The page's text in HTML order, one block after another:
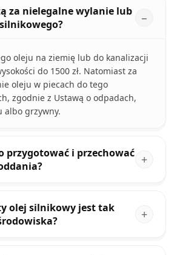
za nielegalne wylanie lub
oleju na ziemię lub do kanalizacji
do 1500 zł. Natomiast za
oleju w piecach do tego
zgodnie z Ustawą o odpadach,
albo grzywny.
przygotować i przechować
olej silnikowy jest tak